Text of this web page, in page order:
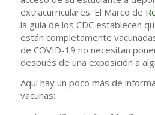
extracurriculares. El Marco de
la guía de los CDC establecen
están completamente
de COVID-19 no necesitan
después de una exposición a
Aquí hay un poco más de
vacunas: